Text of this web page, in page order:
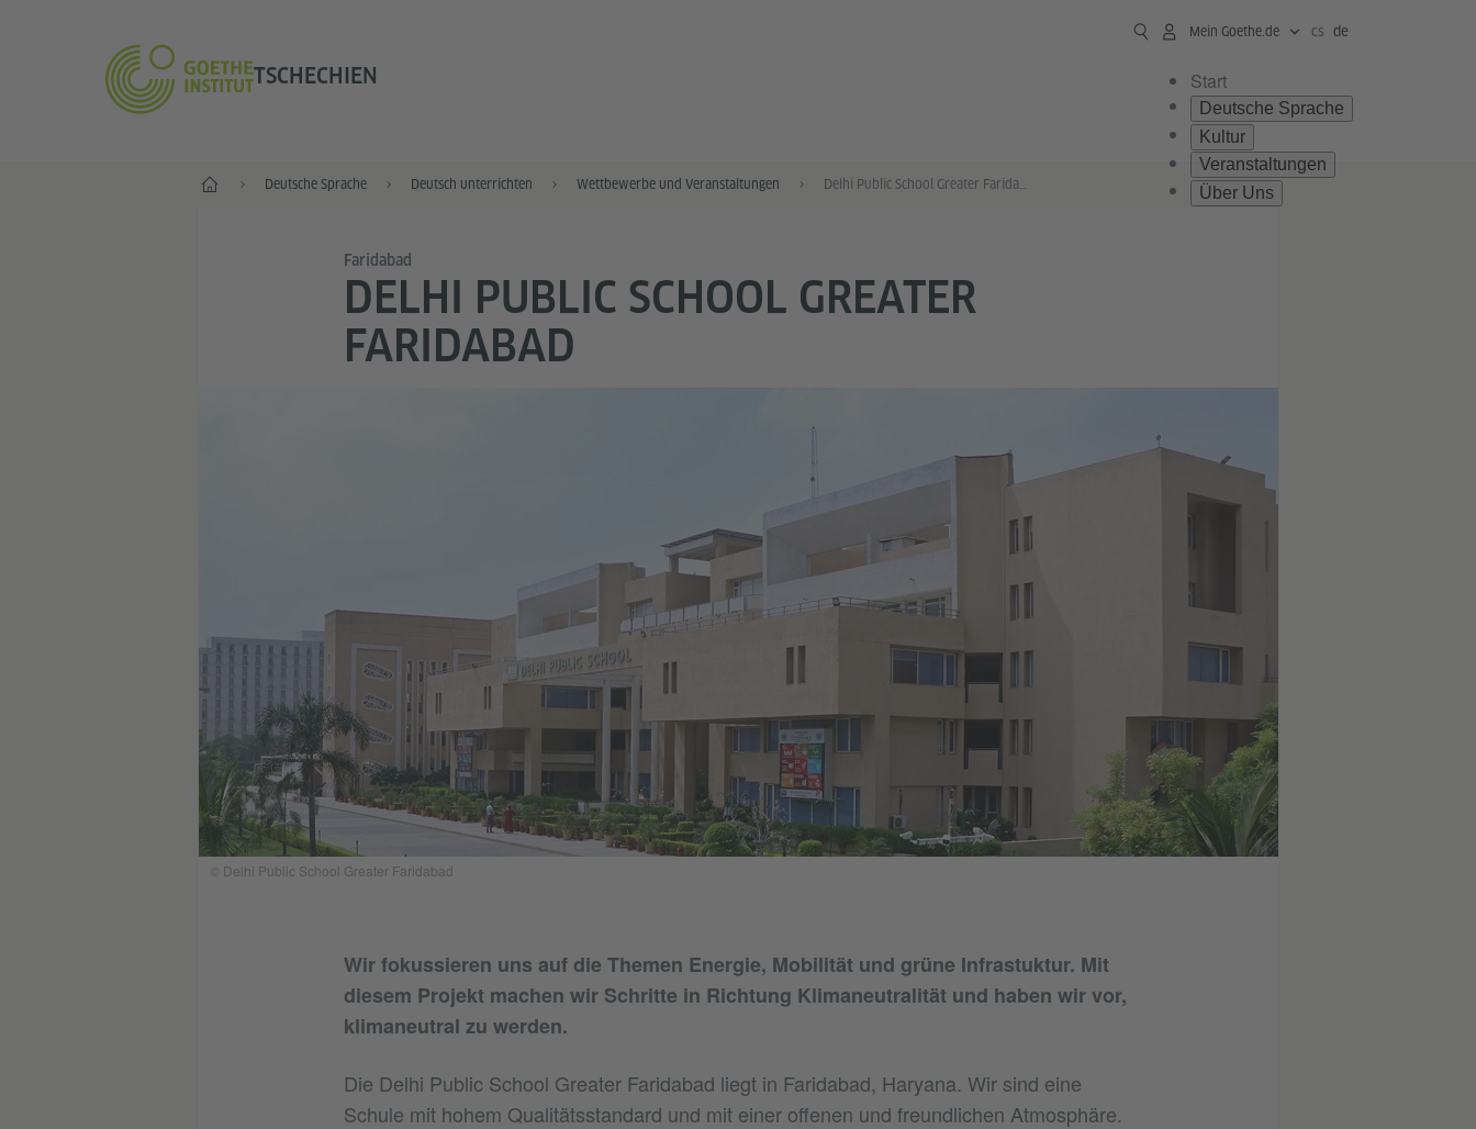
TSCHECHIEN
Mein Goethe.de cs de
Start
Deutsche Sprache
Kultur
Veranstaltungen
Über Uns
Start Deutsche Sprache Deutsch unterrichten Wettbewerbe und Veranstaltungen Delhi Public School Greater Faridabad
Faridabad
DELHI PUBLIC SCHOOL GREATER
FARIDABAD
© Delhi Public School Greater Faridabad
Wir fokussieren uns auf die Themen Energie, Mobilität und grüne Infrastuktur. Mit
diesem Projekt machen wir Schritte in Richtung Klimaneutralität und haben wir vor,
klimaneutral zu werden.
Die Delhi Public School Greater Faridabad liegt in Faridabad, Haryana. Wir sind eine
Schule mit hohem Qualitätsstandard und mit einer offenen und freundlichen Atmosphäre.